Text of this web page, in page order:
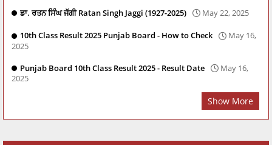
ਡਾ. ਰਤਨ ਸਿੰਘ ਜੱਗੀ Ratan Singh Jaggi (1927-2025) May 22, 2025
10th Class Result 2025 Punjab Board - How to Check
May 16,
2025
Punjab Board 10th Class Result 2025 - Result Date
May 16,
2025
Show More